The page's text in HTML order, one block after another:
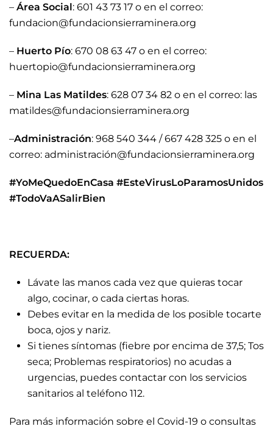
– Área Social: 601 43 73 17 o en el correo:
fundacion@fundacionsierraminera.org
– Huerto Pío: 670 08 63 47 o en el correo:
huertopio@fundacionsierraminera.org
– Mina Las Matildes: 628 07 34 82 o en el correo: las
matildes@fundacionsierraminera.org
–Administración: 968 540 344 / 667 428 325 o en el
correo: administración@fundacionsierraminera.org
#YoMeQuedoEnCasa #EsteVirusLoParamosUnidos
#TodoVaASalirBien
RECUERDA:
Lávate las manos cada vez que quieras tocar
algo, cocinar, o cada ciertas horas.
Debes evitar en la medida de los posible tocarte
boca, ojos y nariz.
Si tienes síntomas (fiebre por encima de 37,5; Tos
seca; Problemas respiratorios) no acudas a
urgencias, puedes contactar con los servicios
sanitarios al teléfono 112.
Para más información sobre el Covid-19 o consultas